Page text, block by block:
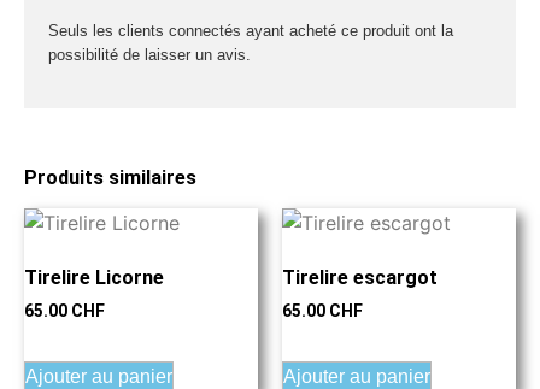
Produits similaires
Tirelire Licorne
65.00 CHF
Ajouter au panier
Tirelire escargot
65.00 CHF
Ajouter au panier
Seuls les clients connectés ayant acheté ce produit ont la
possibilité de laisser un avis.